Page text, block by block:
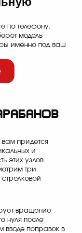
по телефону.
модель
именно под ваш
вам придется
и
этих узлов
три
вращение
нуля после
вводе поправок в